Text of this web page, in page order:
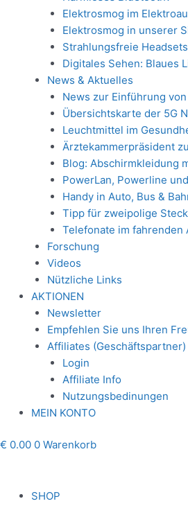
Elektrosmog im
Elektrosmog in unserer
Strahlungsfreie Headsets
Digitales Sehen: Blaues
News & Aktuelles
News zur Einführung von
Übersichtskarte der 5G
Leuchtmittel im
Ärztekammerpräsident
Blog: Abschirmkleidung
PowerLan, Powerline
Handy in Auto, Bus &
Tipp für zweipolige
Telefonate im fahrenden
Forschung
Videos
Nützliche Links
AKTIONEN
Newsletter
Empfehlen Sie uns Ihren
Affiliates (Geschäftspartner)
Login
Affiliate Info
Nutzungsbedinungen
MEIN KONTO
€ 0.00 0 Warenkorb
SHOP